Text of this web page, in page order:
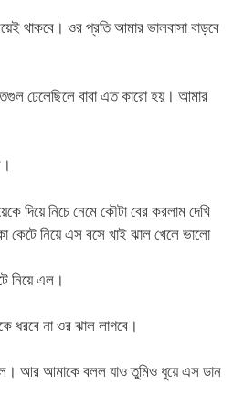
থাকবে। ওর প্রতি আমার ভালবাসা বাড়বে
ঢেলেছিলে বাবা এত কারো হয়। আমার
দিয়ে নিচে নেমে কৌটা বের করলাম দেখি
কেটে নিয়ে এস বসে খাই ঝাল খেলে ভালো
নিয়ে এল।
ধরবে না ওর ঝাল লাগবে।
এল। আর আমাকে বলল যাও তুমিও ধুয়ে এস ডান